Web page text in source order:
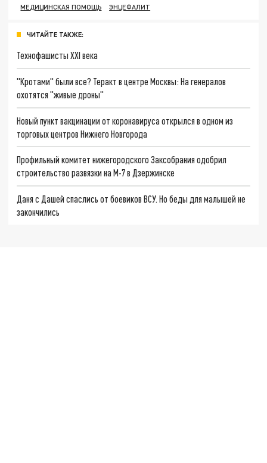
МЕДИЦИНСКАЯ ПОМОЩЬ
ЭНЦЕФАЛИТ
ЧИТАЙТЕ ТАКЖЕ:
Технофашисты XXI века
"Кротами" были все? Теракт в центре Москвы: На генералов
охотятся "живые дроны"
Новый пункт вакцинации от коронавируса открылся в одном из
торговых центров Нижнего Новгорода
Профильный комитет нижегородского Заксобрания одобрил
строительство развязки на М-7 в Дзержинске
Даня с Дашей спаслись от боевиков ВСУ. Но беды для малышей не
закончились